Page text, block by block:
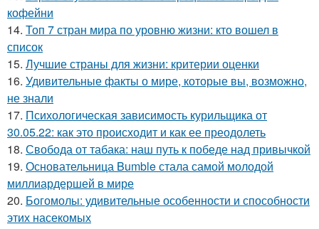
кофейни
14. Топ 7 стран мира по уровню жизни: кто вошел в
список
15. Лучшие страны для жизни: критерии оценки
16. Удивительные факты о мире, которые вы, возможно,
не знали
17. Психологическая зависимость курильщика от
30.05.22: как это происходит и как ее преодолеть
18. Свобода от табака: наш путь к победе над привычкой
19. Основательница Bumble стала самой молодой
миллиардершей в мире
20. Богомолы: удивительные особенности и способности
этих насекомых